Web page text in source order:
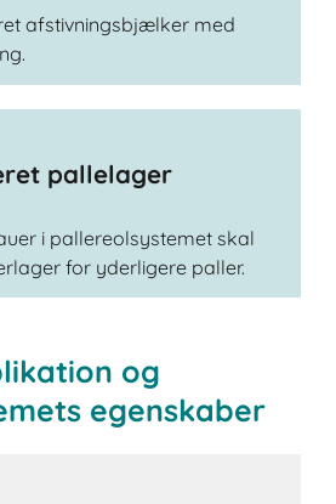
afstivningsbjælker med
pallelager
i pallereolsystemet skal
for yderligere paller.
og
egenskaber